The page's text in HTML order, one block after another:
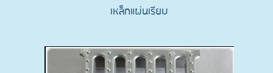
เหล็กแผ่นเรียบ